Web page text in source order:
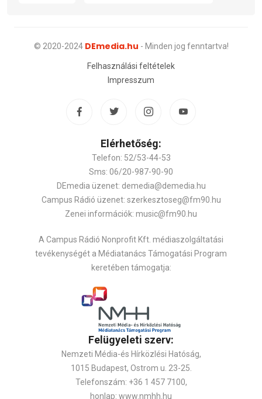
© 2020-2024 DEmedia.hu - Minden jog fenntartva!
Felhasználási feltételek
Impresszum
Elérhetőség:
Telefon: 52/53-44-53
Sms: 06/20-987-90-90
DEmedia üzenet: demedia@demedia.hu
Campus Rádió üzenet: szerkesztoseg@fm90.hu
Zenei információk: music@fm90.hu
A Campus Rádió Nonprofit Kft. médiaszolgáltatási
tevékenységét a Médiatanács Támogatási Program
keretében támogatja:
Felügyeleti szerv:
Nemzeti Média-és Hírközlési Hatóság,
1015 Budapest, Ostrom u. 23-25.
Telefonszám: +36 1 457 7100,
honlap: www.nmhh.hu